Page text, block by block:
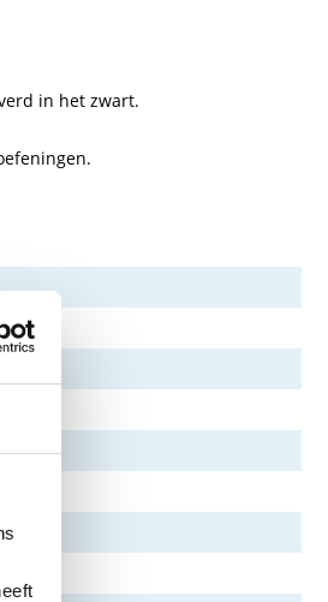
in het zwart.